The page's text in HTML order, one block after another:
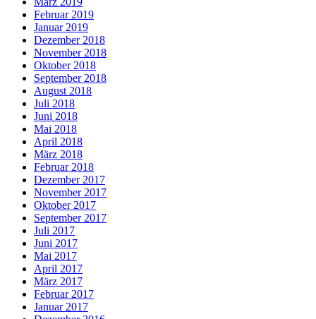
Februar 2019
Januar 2019
Dezember 2018
November 2018
Oktober 2018
September 2018
August 2018
Juli 2018
Juni 2018
Mai 2018
April 2018
März 2018
Februar 2018
Dezember 2017
November 2017
Oktober 2017
September 2017
Juli 2017
Juni 2017
Mai 2017
April 2017
März 2017
Februar 2017
Januar 2017